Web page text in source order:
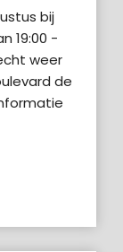
bij
19:00 -
weer
de